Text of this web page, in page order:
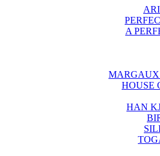
A
HOUSE
HAN